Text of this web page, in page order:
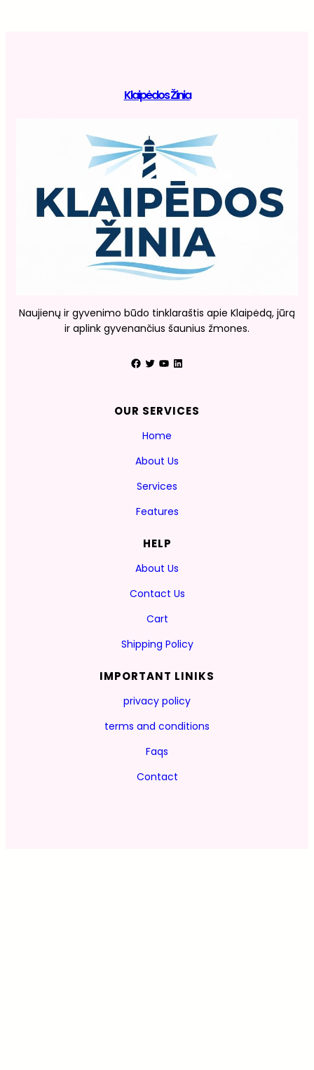
Klaipėdos Žinia
Naujienų ir gyvenimo būdo tinklaraštis apie Klaipėdą, jūrą
ir aplink gyvenančius šaunius žmones.
Facebook Twitter YouTube LinkedIn
OUR SERVICES
Home
About Us
Services
Features
HELP
About Us
Contact Us
Cart
Shipping Policy
IMPORTANT LINIKS
privacy policy
terms and conditions
Faqs
Contact